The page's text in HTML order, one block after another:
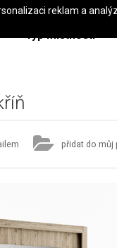
Typ místnosti
přidat do můj
reklam a